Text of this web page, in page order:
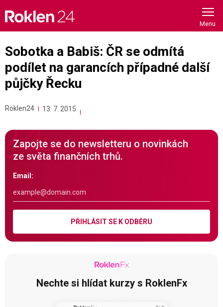
content
Sobotka a Babiš: ČR se odmítá
podílet na garancích případné další
půjčky Řecku
Roklen24 13. 7. 2015
Zapojte se do newsletteru o novinkách
ze světa finančních trhů.
Email:
PŘIHLÁSIT SE K ODBĚRU
Nechte si hlídat kurzy s RoklenFx